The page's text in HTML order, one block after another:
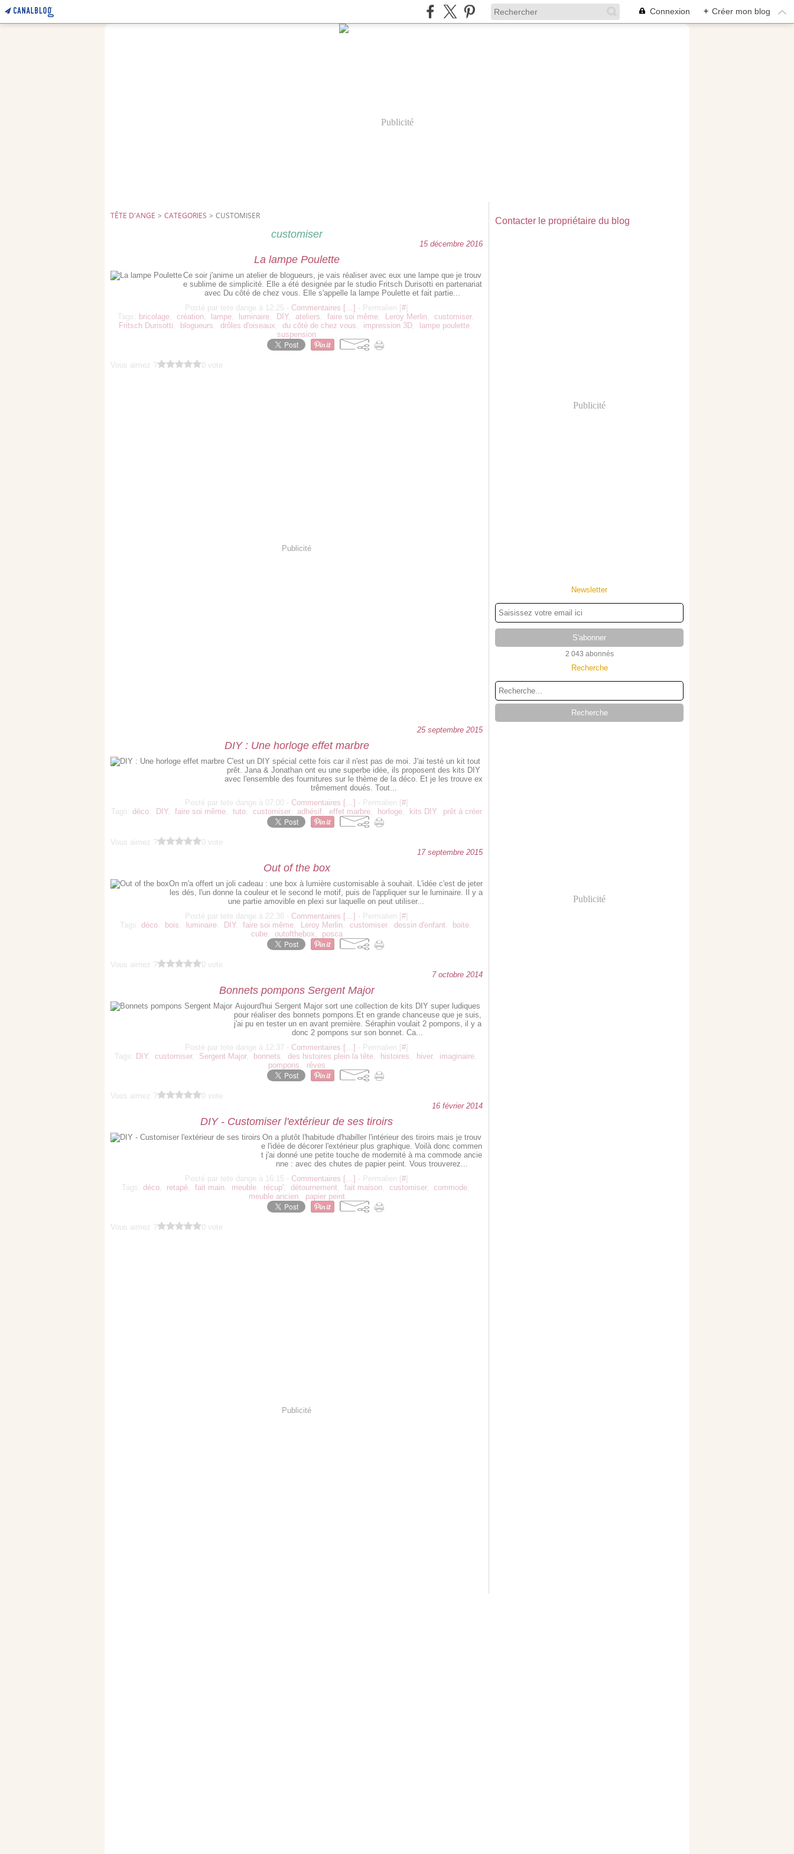
Connexion + Créer mon blog
Publicité
TÊTE D'ANGE > CATEGORIES > CUSTOMISER
customiser
15 décembre 2016
La lampe Poulette
Ce soir j'anime un atelier de blogueurs, je vais réaliser avec eux une lampe que je trouv
e sublime de simplicité. Elle a été designée par le studio Fritsch Durisotti en partenariat
avec Du côté de chez vous. Elle s'appelle la lampe Poulette et fait partie...
Posté par tete dange à 12:25 - Commentaires […] - Permalien [ #
Tags: bricolage, création, lampe, luminaire, DIY, ateliers, faire soi même, Leroy Merlin, customiser,
Fritsch Durisotti, blogueurs, drôles d'oiseaux, du côté de chez vous, impression 3D, lampe poulette,
suspension
Vous aimez ? 0 vote
Publicité
25 septembre 2015
DIY : Une horloge effet marbre
C'est un DIY spécial cette fois car il n'est pas de moi. J'ai testé un kit tout
prêt. Jana & Jonathan ont eu une superbe idée, ils proposent des kits DIY
avec l'ensemble des fournitures sur le thème de la déco. Et je les trouve ex
trêmement doués. Tout...
Posté par tete dange à 07:00 - Commentaires […] - Permalien [ #
Tags: déco, DIY, faire soi même, tuto, customiser, adhésif, effet marbre, horloge, kits DIY, prêt à créer
Vous aimez ?
0 vote
17 septembre 2015
Out of the box
On m'a offert un joli cadeau : une box à lumière customisable à souhait. L'idée c'est de jeter
les dés, l'un donne la couleur et le second le motif, puis de l'appliquer sur le luminaire. Il y a
une partie amovible en plexi sur laquelle on peut utiliser...
Posté par tete dange à 22:38 - Commentaires […] - Permalien [ #
Tags: déco, bois, luminaire, DIY, faire soi même, Leroy Merlin, customiser, dessin d'enfant, boite,
cube, outofthebox, posca
Vous aimez ?
0 vote
7 octobre 2014
Bonnets pompons Sergent Major
Aujourd'hui Sergent Major sort une collection de kits DIY super ludiques
pour réaliser des bonnets pompons.Et en grande chanceuse que je suis,
j'ai pu en tester un en avant première. Séraphin voulait 2 pompons, il y a
donc 2 pompons sur son bonnet. Ca...
Posté par tete dange à 12:37 - Commentaires […] - Permalien [ #
Tags: DIY, customiser, Sergent Major, bonnets, des histoires plein la tête, histoires, hiver, imaginaire,
pompons, rêves
Vous aimez ?
0 vote
16 février 2014
DIY - Customiser l'extérieur de ses tiroirs
On a plutôt l'habitude d'habiller l'intérieur des tiroirs mais je trouv
e l'idée de décorer l'extérieur plus graphique. Voilà donc commen
t j'ai donné une petite touche de modernité à ma commode ancie
nne : avec des chutes de papier peint. Vous trouverez...
Posté par tete dange à 16:15 - Commentaires […] - Permalien [ #
Tags: déco, retapé, fait main, meuble, récup', détournement, fait maison, customiser, commode,
meuble ancien, papier peint
Vous aimez ? 0 vote
Publicité
Contacter le propriétaire du blog
Publicité
Newsletter
2 043 abonnés
Recherche
Publicité